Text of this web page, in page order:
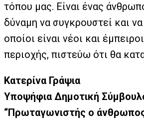
τόπου μας. Είναι ένας
δύναμη να συγκρουστεί και
οποίοι είναι νέοι και
περιοχής, πιστεύω ότι θα
Κατερίνα Γράψια
Υποψήφια Δημοτική
“Πρωταγωνιστής ο